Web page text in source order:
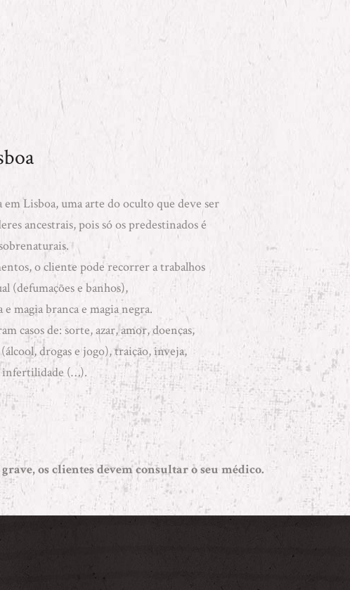
Lisboa, uma arte do oculto que deve ser
ancestrais, pois só os predestinados é
o cliente pode recorrer a trabalhos
(defumações e banhos),
emagia branca e magia negra.
casos de: sorte, azar, amor, doenças,
drogas e jogo), traição, inveja,
infertilidade (…).
grave, os clientes devem consultar o seu médico.